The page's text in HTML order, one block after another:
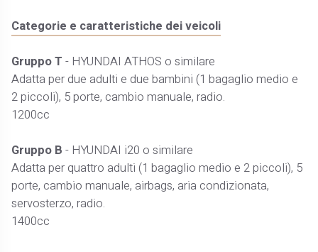
Categorie e caratteristiche dei veicoli
Gruppo T - HYUNDAI ATHOS o similare
Adatta per due adulti e due bambini (1 bagaglio medio e
2 piccoli), 5 porte, cambio manuale, radio.
1200cc
Gruppo B - HYUNDAI i20 o similare
Adatta per quattro adulti (1 bagaglio medio e 2 piccoli), 5
porte, cambio manuale, airbags, aria condizionata,
servosterzo, radio.
1400cc